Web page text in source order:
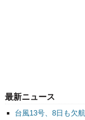
最新ニュース
台風13号、8日も欠